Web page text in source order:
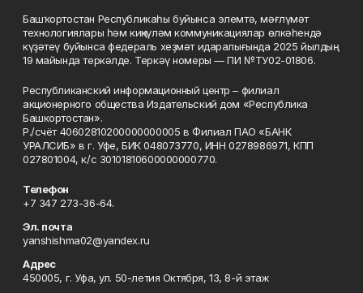
Башҡортостан Республикаһы буйынса элемтә, мәғлүмәт
технологиялары һәм киңкүләм коммуникациялар өлкәһендә
күҙәтеү буйынса федераль хеҙмәт идаралығында 2025 йылдың
19 майында теркәлде. Теркәү номеры — ПИ №ТУ02-01806.
Республиканский информационный центр – филиал
акционерного общества Издательский дом «Республика
Башкортостан».
Р./счёт 40602810200000000005 в Филиал ПАО «БАНК
УРАЛСИБ» в г. Уфе, БИК 048073770, ИНН 0278986971, КПП
027801004, к/с 30101810600000000770.
Телефон
+7 347 273-36-64.
Эл. почта
yanshishma02@yandex.ru
Адрес
450005, г. Уфа, ул. 50-летия Октября, 13, 8-й этаж